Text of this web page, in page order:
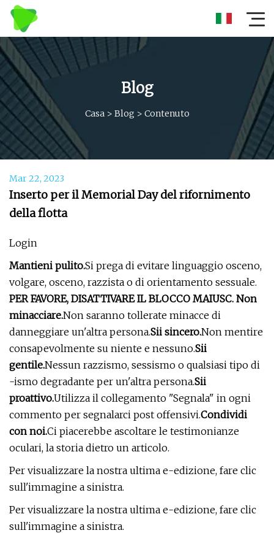
Blog
Casa > Blog > Contenuto
Mar 22, 2023
Inserto per il Memorial Day del rifornimento
della flotta
Login
Mantieni pulito.Si prega di evitare linguaggio osceno,
volgare, osceno, razzista o di orientamento sessuale.
PER FAVORE, DISATTIVARE IL BLOCCO MAIUSC. Non
minacciare.Non saranno tollerate minacce di
danneggiare un'altra persona.Sii sincero.Non mentire
consapevolmente su niente e nessuno.Sii
gentile.Nessun razzismo, sessismo o qualsiasi tipo di
-ismo degradante per un'altra persona.Sii
proattivo.Utilizza il collegamento "Segnala" in ogni
commento per segnalarci post offensivi.Condividi
con noi.Ci piacerebbe ascoltare le testimonianze
oculari, la storia dietro un articolo.
Per visualizzare la nostra ultima e-edizione, fare clic
sull'immagine a sinistra.
Per visualizzare la nostra ultima e-edizione, fare clic
sull'immagine a sinistra.